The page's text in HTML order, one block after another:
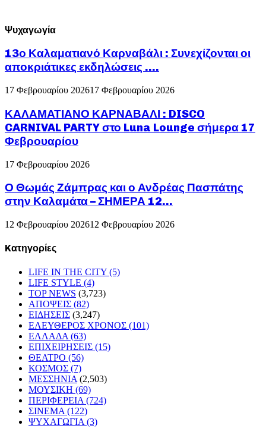
Ψυχαγωγία
13ο Καλαματιανό Καρναβάλι : Συνεχίζονται οι
αποκριάτικες εκδηλώσεις ….
17 Φεβρουαρίου 202617 Φεβρουαρίου 2026
ΚΑΛΑΜΑΤΙΑΝΟ ΚΑΡΝΑΒΑΛΙ : DISCO
CARNIVAL PARTY στο Luna Lounge σήμερα 17
Φεβρουαρίου
17 Φεβρουαρίου 2026
Ο Θωμάς Ζάμπρας και ο Ανδρέας Πασπάτης
στην Καλαμάτα – ΣΗΜΕΡΑ 12...
12 Φεβρουαρίου 202612 Φεβρουαρίου 2026
Kατηγορίες
LIFE IN THE CITY (5)
LIFE STYLE (4)
TOP NEWS (3,723)
ΑΠΟΨΕΙΣ (82)
ΕΙΔΗΣΕΙΣ (3,247)
ΕΛΕΥΘΕΡΟΣ ΧΡΟΝΟΣ (101)
ΕΛΛΑΔΑ (63)
ΕΠΙΧΕΙΡΗΣΕΙΣ (15)
ΘΕΑΤΡΟ (56)
ΚΟΣΜΟΣ (7)
ΜΕΣΣΗΝΙΑ (2,503)
ΜΟΥΣΙΚΗ (69)
ΠΕΡΙΦΕΡΕΙΑ (724)
ΣΙΝΕΜΑ (122)
ΨΥΧΑΓΩΓΙΑ (3)